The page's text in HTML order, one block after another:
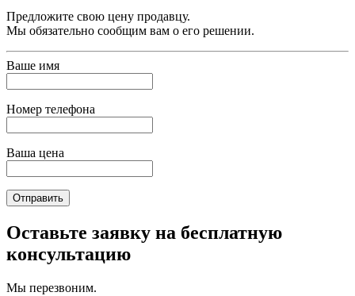
Предложите свою цену продавцу.
Мы обязательно сообщим вам о его решении.
Ваше имя
Номер телефона
Ваша цена
Отправить
Оставьте заявку на бесплатную
консультацию
Мы перезвоним.